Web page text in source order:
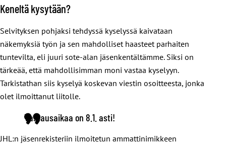
Keneltä kysytään?
Selvityksen pohjaksi tehdyssä kyselyssä kaivataan
näkemyksiä työn ja sen mahdolliset haasteet parhaiten
tuntevilta, eli juuri sote-alan jäsenkentältämme. Siksi on
tärkeää, että mahdollisimman moni vastaa kyselyyn.
Tarkistathan siis kyselyä koskevan viestin osoitteesta, jonka
olet ilmoittanut liitolle.
Vastausaikaa on 8.1. asti!
JHL:n jäsenrekisteriin ilmoitetun ammattinimikkeen